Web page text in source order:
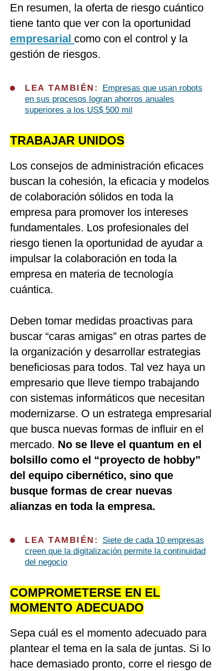
En resumen, la oferta de riesgo cuántico
tiene tanto que ver con la oportunidad
empresarial como con el control y la
gestión de riesgos.
LEA TAMBIÉN:
Empresas que usan robots
en sus procesos logran ahorros anuales
superiores a los US$ 500 mil
TRABAJAR UNIDOS
Los consejos de administración eficaces
buscan la cohesión, la eficacia y modelos
de colaboración sólidos en toda la
empresa para promover los intereses
fundamentales. Los profesionales del
riesgo tienen la oportunidad de ayudar a
impulsar la colaboración en toda la
empresa en materia de tecnología
cuántica.
Deben tomar medidas proactivas para
buscar “caras amigas” en otras partes de
la organización y desarrollar estrategias
beneficiosas para todos. Tal vez haya un
empresario que lleve tiempo trabajando
con sistemas informáticos que necesitan
modernizarse. O un estratega empresarial
que busca nuevas formas de influir en el
mercado. No se lleve el quantum en el
bolsillo como el “proyecto de hobby”
del equipo cibernético, sino que
busque formas de crear nuevas
alianzas en toda la empresa.
LEA TAMBIÉN: Siete de cada 10 empresas
creen que la digitalización permite la continuidad
del negocio
COMPROMETERSE EN EL
MOMENTO ADECUADO
Sepa cuál es el momento adecuado para
plantear el tema en la sala de juntas. Si lo
hace demasiado pronto, corre el riesgo de